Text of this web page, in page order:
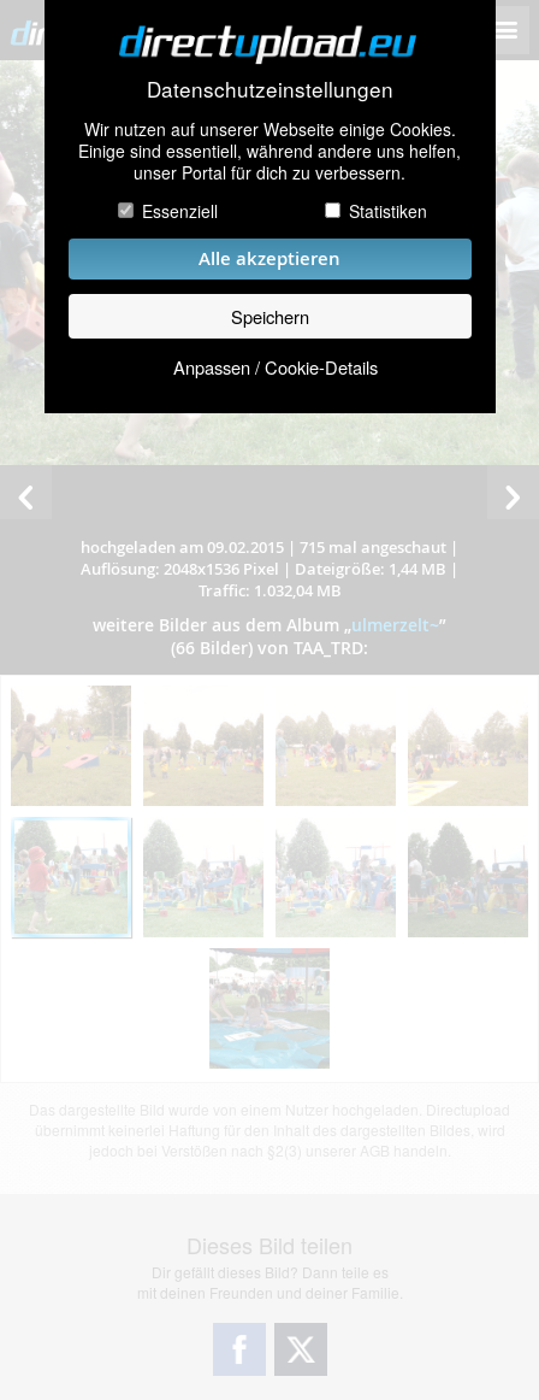
Datenschutzeinstellungen
Wir nutzen auf unserer Webseite einige Cookies.
Einige sind essentiell, während andere uns helfen,
unser Portal für dich zu verbessern.
Essenziell
Statistiken
Alle akzeptieren
Speichern
Anpassen / Cookie-Details
hochgeladen am 09.02.2015 | 715 mal angeschaut |
Auflösung: 2048x1536 Pixel | Dateigröße: 1,44 MB |
Traffic: 1.032,04 MB
weitere Bilder aus dem Album „ulmerzelt~”
(66 Bilder) von TAA_TRD:
Dieses Bild teilen
Dir gefällt dieses Bild? Dann teile es
mit deinen Freunden und deiner Familie.